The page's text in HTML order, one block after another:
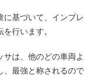
に基づいて、インプレ
行います。
サは、他のどの車両よ
、最強と称されるので